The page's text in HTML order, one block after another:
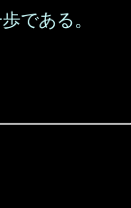
である。